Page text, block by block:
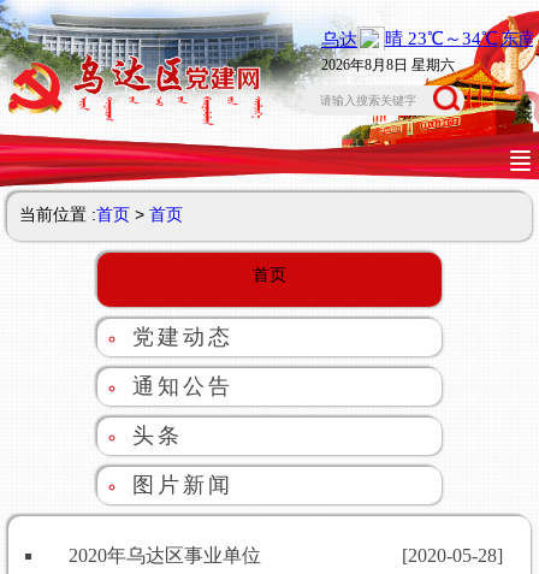
2026年8月8日 星期六
当前位置 :首页> 首页
首页
党建动态
通知公告
头条
图片新闻
2020年乌达区事业单位人才引进简章 [2020-05-28]